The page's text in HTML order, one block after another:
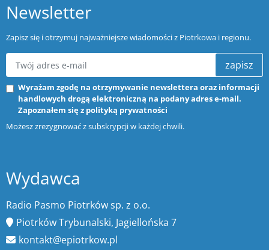
Newsletter
Zapisz się i otrzymuj najważniejsze wiadomości z Piotrkowa i regionu.
zapisz
Wyrażam zgodę na otrzymywanie newslettera oraz informacji
handlowych drogą elektroniczną na podany adres e-mail.
Zapoznałem się z polityką prywatności
Możesz zrezygnować z subskrypcji w każdej chwili.
Wydawca
Radio Pasmo Piotrków sp. z o.o.
Piotrków Trybunalski, Jagiellońska 7
kontakt@epiotrkow.pl